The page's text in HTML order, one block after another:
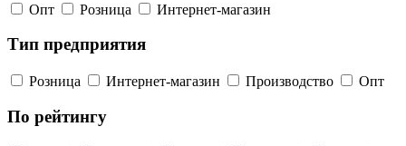
Опт Розница Интернет-магазин
Тип предприятия
Розница Интернет-магазин Производство Опт
По рейтингу